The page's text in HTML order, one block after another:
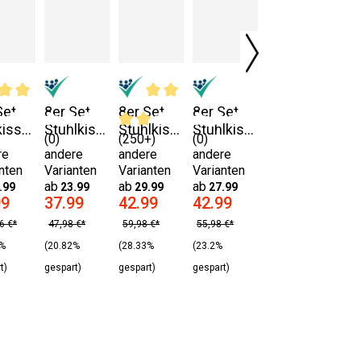
€*
(0)
8er Set
Stuhlkiss
en mit
Bändern
38x38x2
cm rot
andere
Varianten
ab 23.99
37.99
47,98 €*
(20.82%
gespart)
(250+)
8er Set
Stuhlkiss
en mit
Bändern
38x38x6
cm
creme
andere
Varianten
ab 29.99
42.99
59,98 €*
(28.33%
gespart)
(0)
8er Set
Stuhlkiss
en mit
Bändern
40x40x3
cm
creme
andere
Varianten
ab 27.99
42.99
55,98 €*
(23.2%
gespart)